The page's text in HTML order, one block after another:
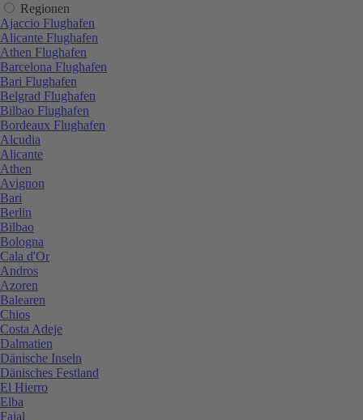
Regionen
Ajaccio Flughafen
Alicante Flughafen
Athen Flughafen
Barcelona Flughafen
Bari Flughafen
Belgrad Flughafen
Bilbao Flughafen
Bordeaux Flughafen
Alcudia
Alicante
Athen
Avignon
Bari
Berlin
Bilbao
Bologna
Cala d'Or
Andros
Azoren
Balearen
Chios
Costa Adeje
Dalmatien
Dänische Inseln
Dänisches Festland
El Hierro
Elba
Faial